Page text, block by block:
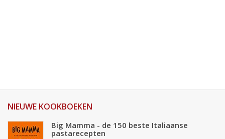
NIEUWE KOOKBOEKEN
Big Mamma - de 150 beste Italiaanse
pastarecepten